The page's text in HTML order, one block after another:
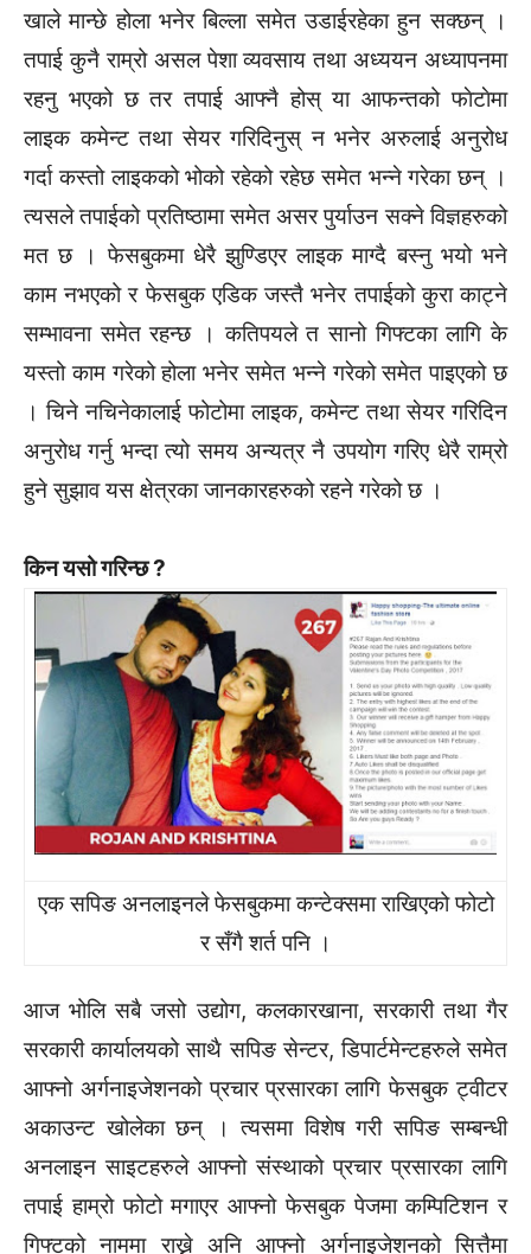
खाले मान्छे होला भनेर बिल्ला समेत उडाईरहेका हुन सक्छन् ।
तपाई कुनै राम्रो असल पेशा व्यवसाय तथा अध्ययन अध्यापनमा
रहनु भएको छ तर तपाई आफ्नै होस् या आफन्तको फाेटाेमा
लाइक कमेन्ट तथा सेयर गरिदिनुस् न भनेर अरुलाई अनुरोध
गर्दा कस्तो लाइकको भोको रहेको रहेछ समेत भन्ने गरेका छन् ।
त्यसले तपाईको प्रतिष्ठामा समेत असर पुर्याउन सक्ने विज्ञहरुको
मत छ । फेसबुकमा धेरै झुण्डिएर लाइक माग्दै बस्नु भयो भने
काम नभएको र फेसबुक एडिक जस्तै भनेर तपाईको कुरा काट्ने
सम्भावना समेत रहन्छ । कतिपयले त सानो गिफ्टका लागि के
यस्तो काम गरेको होला भनेर समेत भन्ने गरेको समेत पाइएको छ
। चिने नचिनेकालाई फोटोमा लाइक, कमेन्ट तथा सेयर गरिदिन
अनुरोध गर्नु भन्दा त्यो समय अन्यत्र नै उपयोग गरिए धेरै राम्रो
हुने सुझाव यस क्षेत्रका जानकारहरुको रहने गरेको छ ।
किन यसो गरिन्छ ?
एक सपिङ अनलाइनले फेसबुकमा कन्टेक्समा राखिएको फोटो
र सँगै शर्त पनि ।
आज भोलि सबै जसो उद्योग, कलकारखाना, सरकारी तथा गैर
सरकारी कार्यालयको साथै सपिङ सेन्टर, डिपार्टमेन्टहरुले समेत
आफ्नो अर्गनाइजेशनको प्रचार प्रसारका लागि फेसबुक ट्वीटर
अकाउन्ट खोलेका छन् । त्यसमा विशेष गरी सपिङ सम्बन्धी
अनलाइन साइटहरुले आफ्नो संस्थाको प्रचार प्रसारका लागि
तपाई हाम्रो फोटो मगाएर आफ्नो फेसबुक पेजमा कम्पिटिशन र
गिफ्टको नाममा राख्ने अनि आफ्नो अर्गनाइजेशनको सित्तैमा